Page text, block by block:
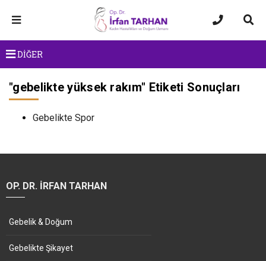
DİĞER
"gebelikte yüksek rakım" Etiketi Sonuçları
Gebelikte Spor
OP. DR. İRFAN TARHAN
Gebelik & Doğum
Gebelikte Şikayet